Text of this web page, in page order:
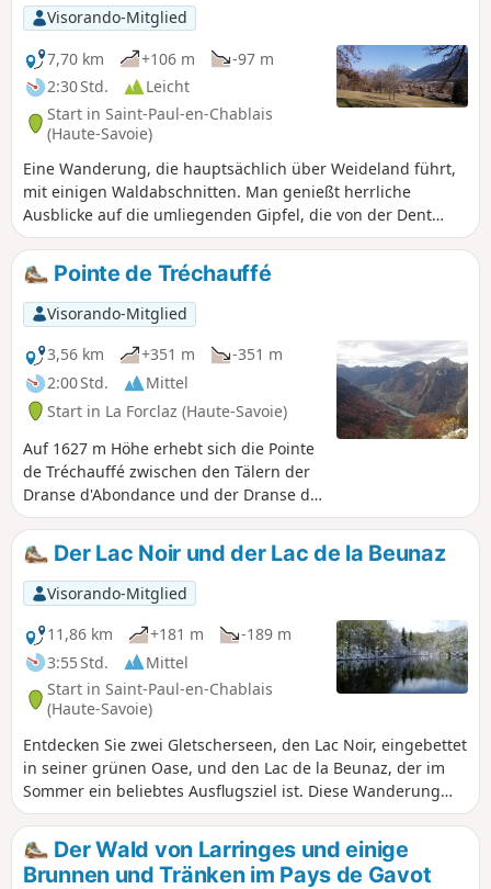
Visorando-Mitglied
7,70 km
+106 m
-97 m
2:30 Std.
Leicht
Start in Saint-Paul-en-Chablais
(Haute-Savoie)
Eine Wanderung, die hauptsächlich über Weideland führt,
mit einigen Waldabschnitten. Man genießt herrliche
Ausblicke auf die umliegenden Gipfel, die von der Dent
d’Oche überragt werden.
Pointe de Tréchauffé
Visorando-Mitglied
3,56 km
+351 m
-351 m
2:00 Std.
Mittel
Start in La Forclaz (Haute-Savoie)
Auf 1627 m Höhe erhebt sich die Pointe
de Tréchauffé zwischen den Tälern der
Dranse d'Abondance und der Dranse de
Morzine. Die Route ist oft schattig,
bietet aber einige schöne Ausblicke auf
diese beiden Täler und die
umliegenden Gipfel. Herrliches
Panorama vom Gipfel aus.
Der Lac Noir und der Lac de la Beunaz
Visorando-Mitglied
11,86 km
+181 m
-189 m
3:55 Std.
Mittel
Start in Saint-Paul-en-Chablais
(Haute-Savoie)
Entdecken Sie zwei Gletscherseen, den Lac Noir, eingebettet
in seiner grünen Oase, und den Lac de la Beunaz, der im
Sommer ein beliebtes Ausflugsziel ist. Diese Wanderung
führt über Wald- und Wiesenwege sowie wenig begehene
kleine Straßen. Sie bietet herrliche Ausblicke nach Norden
auf den Genfer See und nach Süden auf die umliegenden
Gipfel.
Der Wald von Larringes und einige
Brunnen und Tränken im Pays de Gavot